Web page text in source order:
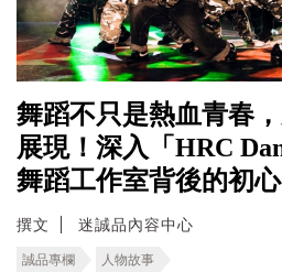
舞蹈不只是熱血青春
展現！深入「HRC
舞蹈工作室背後的初心
撰文 迷誠品內容中心
誠品專欄 人物故事